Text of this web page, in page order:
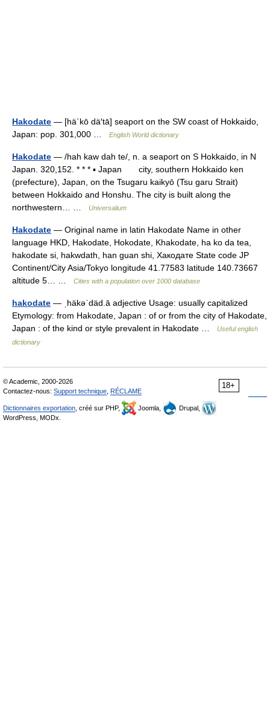
Hakodate — [hä΄kō dä′tā] seaport on the SW coast of Hokkaido,
Japan: pop. 301,000 …
English World dictionary
Hakodate — /hah kaw dah te/, n. a seaport on S Hokkaido, in N
Japan. 320,152. * * * ▪ Japan city, southern Hokkaido ken
(prefecture), Japan, on the Tsugaru kaikyō (Tsu garu Strait)
between Hokkaido and Honshu. The city is built along the
northwestern… …
Universalium
Hakodate — Original name in latin Hakodate Name in other
language HKD, Hakodate, Hokodate, Khakodate, ha ko da tea,
hakodate si, hakwdath, han guan shi, Хакодате State code JP
Continent/City Asia/Tokyo longitude 41.77583 latitude 140.73667
altitude 5… …
Cities with a population over 1000 database
hakodate — ˌhäkəˈdäd.ā adjective Usage: usually capitalized
Etymology: from Hakodate, Japan : of or from the city of Hakodate,
Japan : of the kind or style prevalent in Hakodate …
Useful english
dictionary
18+
© Academic, 2000-2026
Contactez-nous: Support technique RÉCLAME
Dictionnaires exportation , créé sur PHP, Joomla,
Drupal,
WordPress, MODx.